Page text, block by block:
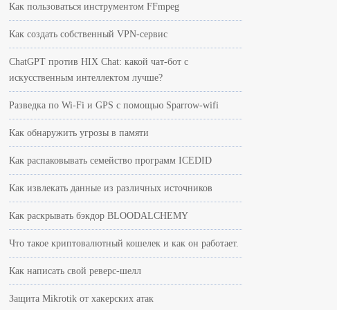
Как пользоваться инструментом FFmpeg
Как создать собственный VPN-сервис
ChatGPT против HIX Chat: какой чат-бот с
искусственным интеллектом лучше?
Разведка по Wi-Fi и GPS с помощью Sparrow-wifi
Как обнаружить угрозы в памяти
Как распаковывать семейство программ ICEDID
Как извлекать данные из различных источников
Как раскрывать бэкдор BLOODALCHEMY
Что такое криптовалютный кошелек и как он работает.
Как написать свой реверс-шелл
Защита Mikrotik от хакерских атак